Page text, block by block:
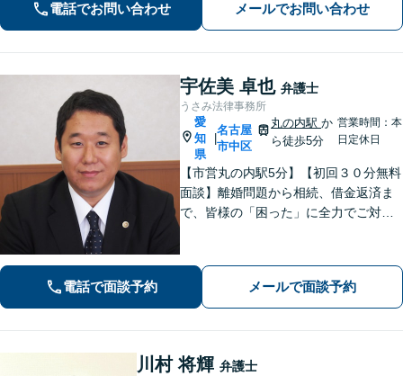
【離婚問題】他士業と連携し多角的な
電話でお問い合わせ メールでお問い合わせ
宇佐美 卓也 弁護士
うさみ法律事務所
愛
知
県
|
名古屋
市中区
丸の内駅か
ら徒歩5分
営業時間：本
日定休日
【市営丸の内駅5分】【初回３０分無料
面談】離婚問題から相続、借金返済ま
で、皆様の「困った」に全力でご対
続きをサポート。話しやすい弁護士で
す。まずはお気軽にご相談を！
電話で面談予約 メールで面談予約
川村 将輝 弁護士